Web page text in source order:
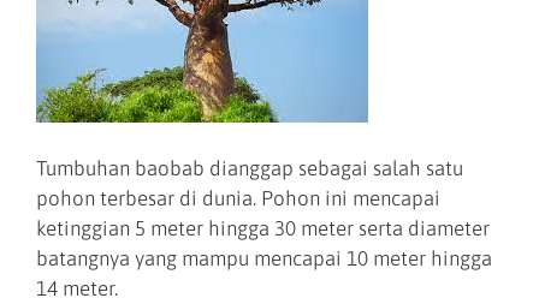
Tumbuhan baobab dianggap sebagai salah satu
pohon terbesar di dunia. Pohon ini mencapai
ketinggian 5 meter hingga 30 meter serta diameter
batangnya yang mampu mencapai 10 meter hingga
14 meter.